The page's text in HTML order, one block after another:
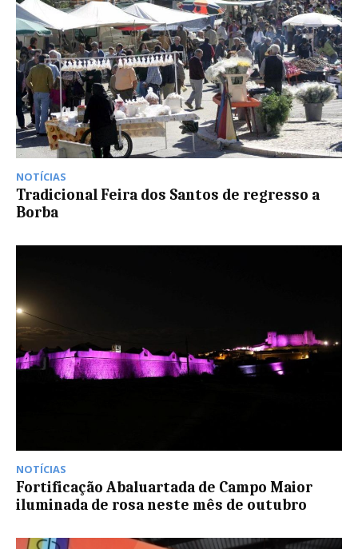
NOTÍCIAS
Tradicional Feira dos Santos de regresso a
Borba
NOTÍCIAS
Fortificação Abaluartada de Campo Maior
iluminada de rosa neste mês de outubro